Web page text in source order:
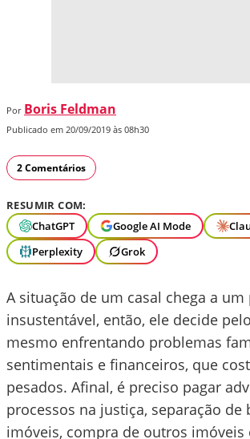
Por Boris Feldman
Publicado em 20/09/2019 às 08h30
2 Comentários
RESUMIR COM:
ChatGPT
Google AI Mode
Perplexity
Grok
A situação de um casal chega a um
insustentável, então, ele decide
mesmo enfrentando problemas
sentimentais e financeiros, que
pesados. Afinal, é preciso pagar
processos na justiça, separação de
imóveis, compra de outros imóveis